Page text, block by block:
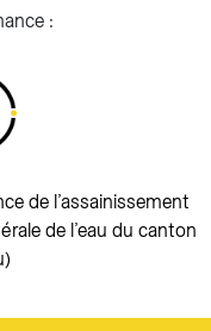
:
de l’assainissement
de l’eau du canton